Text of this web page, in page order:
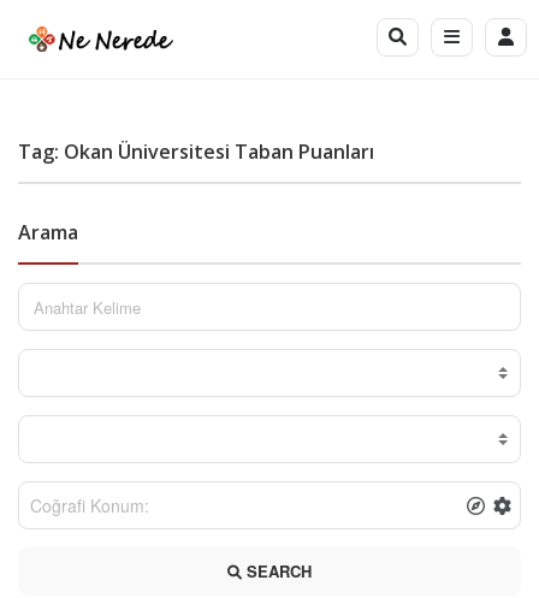
Tag: Okan Üniversitesi Taban Puanları
Arama
SEARCH